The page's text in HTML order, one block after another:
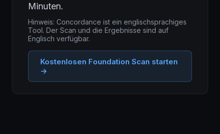
Minuten.
Hinweis: Concordance ist ein englischsprachiges
Tool. Der Scan und die Ergebnisse sind auf
Englisch verfügbar.
Kostenlosen Foundation Scan starten
→